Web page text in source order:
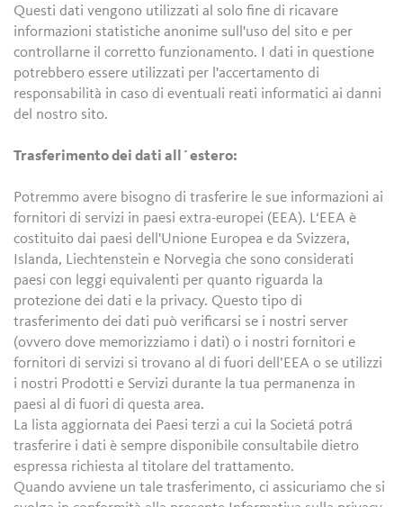
Questi dati vengono utilizzati al solo fine di ricavare
informazioni statistiche anonime sull'uso del sito e per
controllarne il corretto funzionamento. I dati in questione
potrebbero essere utilizzati per l'accertamento di
responsabilità in caso di eventuali reati informatici ai danni
del nostro sito.
Trasferimento dei dati all´estero:
Potremmo avere bisogno di trasferire le sue informazioni ai
fornitori di servizi in paesi extra-europei (EEA). L‘EEA è
costituito dai paesi dell'Unione Europea e da Svizzera,
Islanda, Liechtenstein e Norvegia che sono considerati
paesi con leggi equivalenti per quanto riguarda la
protezione dei dati e la privacy. Questo tipo di
trasferimento dei dati può verificarsi se i nostri server
(ovvero dove memorizziamo i dati) o i nostri fornitori e
fornitori di servizi si trovano al di fuori dell’EEA o se utilizzi
i nostri Prodotti e Servizi durante la tua permanenza in
paesi al di fuori di questa area.
La lista aggiornata dei Paesi terzi a cui la Societá potrá
trasferire i dati è sempre disponibile consultabile dietro
espressa richiesta al titolare del trattamento.
Quando avviene un tale trasferimento, ci assicuriamo che si